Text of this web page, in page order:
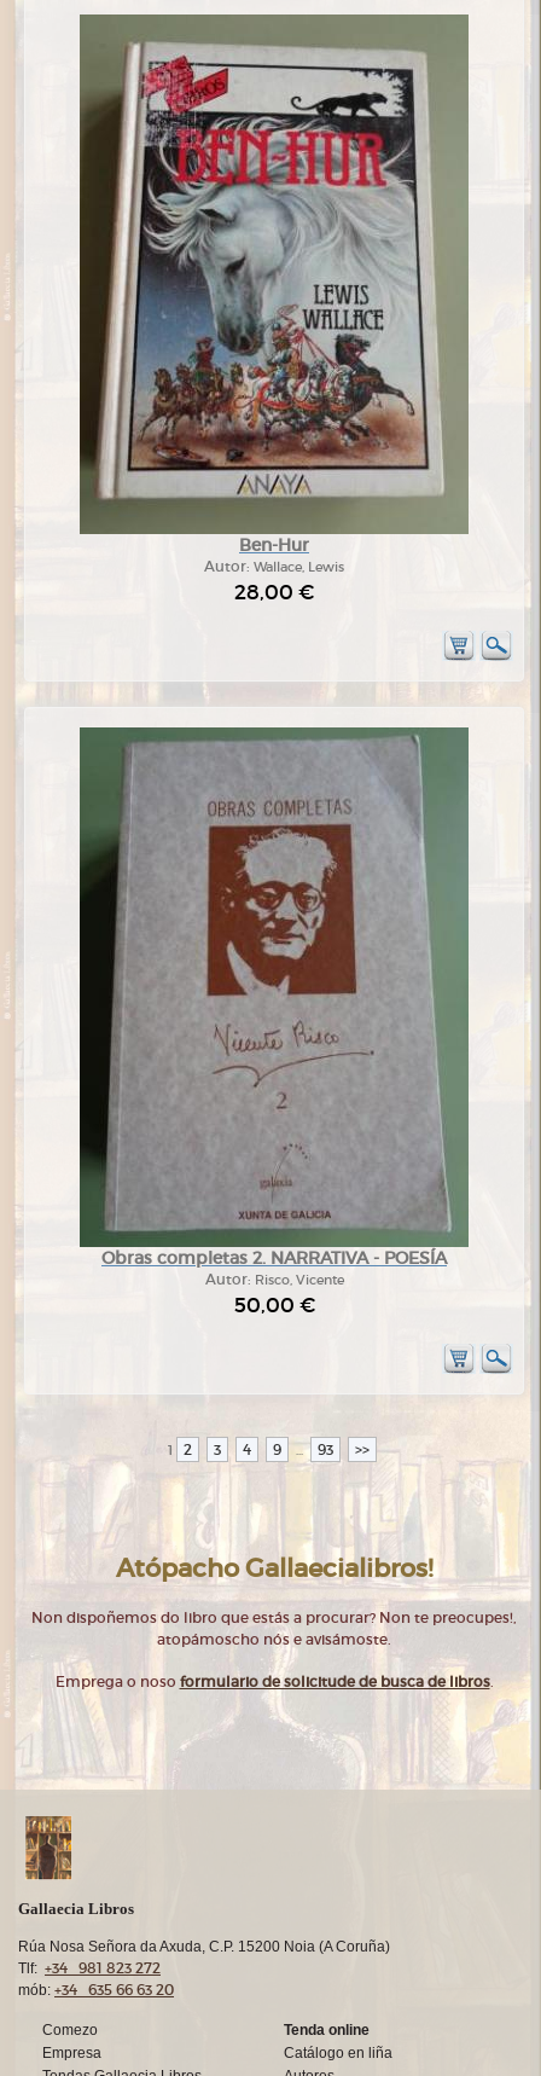
Ben-Hur
Autor: Wallace, Lewis
28,00 €
Obras completas 2. NARRATIVA - POESÍA
Autor: Risco, Vicente
50,00 €
1 2 3 4 9 ... 93 >>
Atópacho Gallaecialibros!
Non dispoñemos do libro que estás a procurar? Non te preocupes!,
atopámoscho nós e avisámoste.
Emprega o noso formulario de solicitude de busca de libros.
Gallaecia Libros
Rúa Nosa Señora da Axuda, C.P. 15200 Noia (A Coruña)
Tlf: +34 981 823 272
mób: +34 635 66 63 20
Comezo
Empresa
Tenda online
Catálogo en liña